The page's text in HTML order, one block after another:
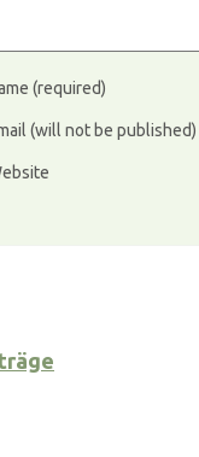
(required)
(will not be published)